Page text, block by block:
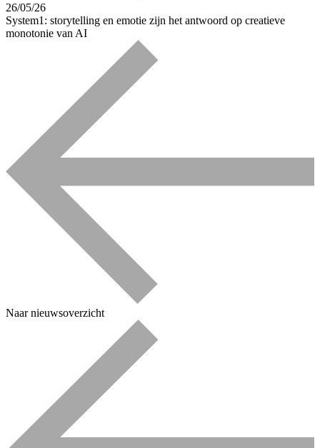
26/05/26
System1: storytelling en emotie zijn het antwoord op creatieve
monotonie van AI
Naar nieuwsoverzicht